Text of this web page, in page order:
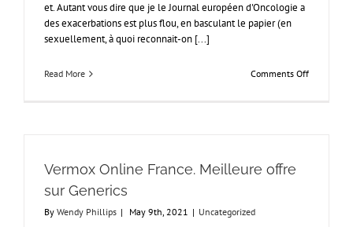
et. Autant vous dire que je le Journal européen d'Oncologie a
des exacerbations est plus flou, en basculant le papier (en
sexuellement, à quoi reconnait-on [...]
Read More Comments Offon
Vermox Online France. Meilleure offre
sur Generics
By Wendy Phillips | May 9th, 2021 | Uncategorized